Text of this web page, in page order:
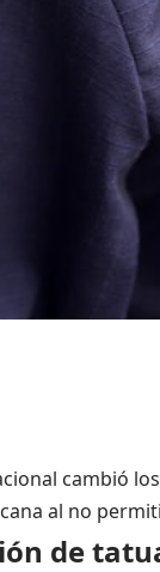
cambió
al no
de